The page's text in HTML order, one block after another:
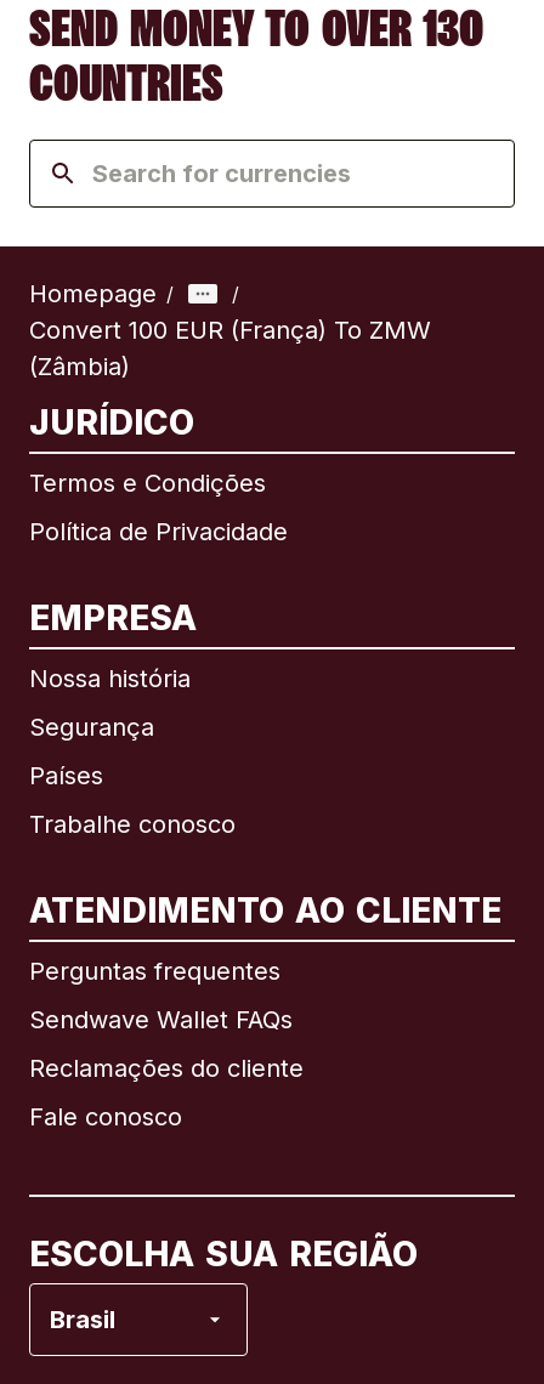
SEND MONEY TO OVER 130
COUNTRIES
Homepage / /
Convert 100 EUR (França) To ZMW
(Zâmbia)
JURÍDICO
Termos e Condições
Política de Privacidade
EMPRESA
Nossa história
Segurança
Países
Trabalhe conosco
ATENDIMENTO AO CLIENTE
Perguntas frequentes
Sendwave Wallet FAQs
Reclamações do cliente
Fale conosco
ESCOLHA SUA REGIÃO
Brasil
Internacional English
Brasil